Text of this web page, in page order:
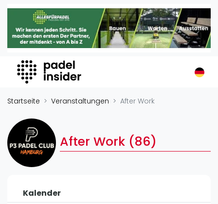
Padel Insider
Home
Organisationen
Buchungssysteme
Padel-Shops
Padelplatzbauer
Verschiedenes
Veranstaltungen
International
Startseite Veranstaltungen After Work
After Work (86)
Kalender